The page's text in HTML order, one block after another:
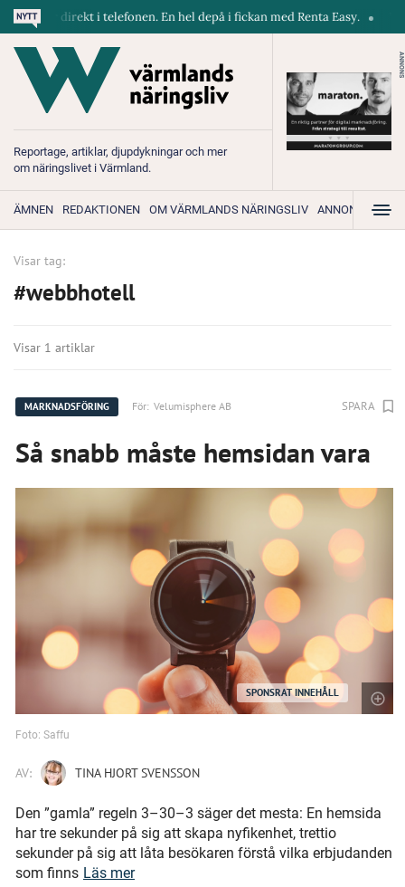
direkt i telefonen. En hel depå i fickan med Renta Easy.
Reportage, artiklar, djupdykningar och mer
om näringslivet i Värmland.
ANNONS
ÄMNEN REDAKTIONEN OM VÄRMLANDS NÄRINGSLIV ANNONSERA
Visar tag:
#webbhotell
Visar 1 artiklar
MARKNADSFÖRING För: Velumisphere AB SPARA
Så snabb måste hemsidan vara
SPONSRAT INNEHÅLL
Foto: Saffu
AV: TINA HJORT SVENSSON
Den ”gamla” regeln 3–30–3 säger det mesta: En hemsida
har tre sekunder på sig att skapa nyfikenhet, trettio
sekunder på sig att låta besökaren förstå vilka erbjudanden
som finns Läs mer